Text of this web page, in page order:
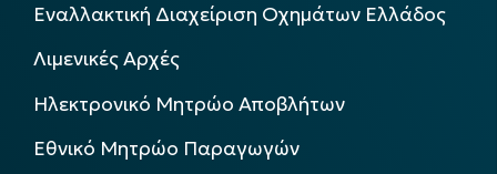
Εναλλακτική Διαχείριση Οχημάτων Ελλάδος
Λιμενικές Αρχές
Ηλεκτρονικό Μητρώο Αποβλήτων
Εθνικό Μητρώο Παραγωγών